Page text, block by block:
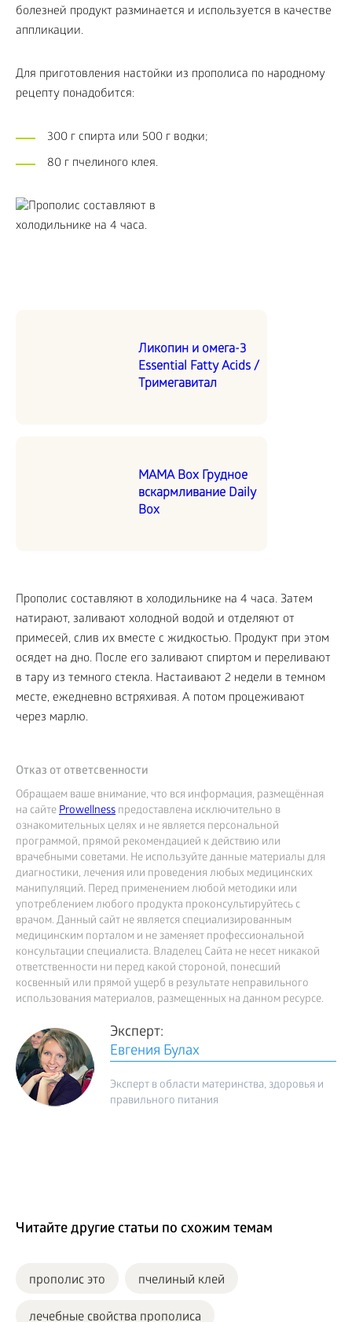
болезней продукт разминается и используется в качестве
аппликации.
Для приготовления настойки из прополиса по народному
рецепту понадобится:
300 г спирта или 500 г водки;
80 г пчелиного клея.
Ликопин и омега-3
Essential Fatty Acids /
Тримегавитал
MAMA Box Грудное
вскармливание Daily
Box
Прополис составляют в холодильнике на 4 часа. Затем
натирают, заливают холодной водой и отделяют от
примесей, слив их вместе с жидкостью. Продукт при этом
осядет на дно. После его заливают спиртом и переливают
в тару из темного стекла. Настаивают 2 недели в темном
месте, ежедневно встряхивая. А потом процеживают
через марлю.
Отказ от ответсвенности
Обращаем ваше внимание, что вся информация, размещённая
на сайтеProwellness предоставлена исключительно в
ознакомительных целях и не является персональной
программой, прямой рекомендацией к действию или
врачебными советами. Не используйте данные материалы для
диагностики, лечения или проведения любых медицинских
манипуляций. Перед применением любой методики или
употреблением любого продукта проконсультируйтесь с
врачом. Данный сайт не является специализированным
медицинским порталом и не заменяет профессиональной
консультации специалиста. Владелец Сайта не несет никакой
ответственности ни перед какой стороной, понесший
косвенный или прямой ущерб в результате неправильного
использования материалов, размещенных на данном ресурсе.
Эксперт:
Евгения Булах
Эксперт в области материнства, здоровья и
правильного питания
Читайте другие статьи по схожим темам
прополис это пчелиный клей
лечебные свойства прополиса